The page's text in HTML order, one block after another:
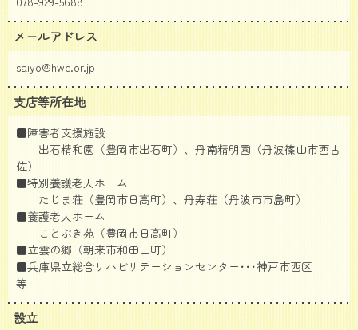
メールアドレス
saiyo@hwc.or.jp
支店等所在地
■障害者支援施設
出石精和園（豊岡市出石町）、丹南精明園（丹波篠山市西古
佐）
■特別養護老人ホーム
たじま荘（豊岡市日高町）、丹寿荘（丹波市市島町）
■養護老人ホーム
ことぶき苑（豊岡市日高町）
■立雲の郷（朝来市和田山町）
■兵庫県立総合リハビリテーションセンター･･･神戸市西区
等
設立